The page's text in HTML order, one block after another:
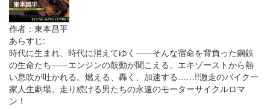
作者：東本昌平
あらすじ:
時代に生まれ、時代に消えてゆく――そんな宿命を背負った鋼鉄
の生命たち――エンジンの鼓動が聞こえる。エキゾーストから熱
い息吹が吐かれる。燃える、轟く、加速する……!!激走のバイク一
家人生劇場。走り続ける男たちの永遠のモーターサイクルロマ
ン！